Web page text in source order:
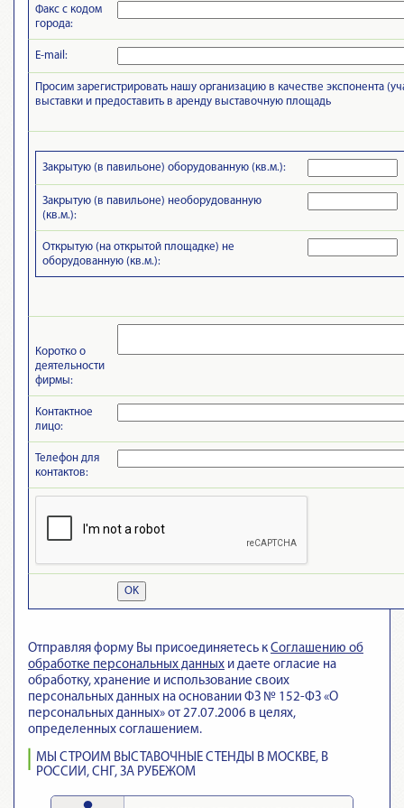
Факс с кодом
города:
E-mail:
Просим зарегистрировать нашу организацию в качестве экспонента
выставки и предоставить в аренду выставочную площадь
Закрытую (в павильоне) оборудованную (кв.м.):
Закрытую (в павильоне) необорудованную
(кв.м.):
Открытую (на открытой площадке) не
оборудованную (кв.м.):
Коротко о
деятельности
фирмы:
Контактное
лицо:
Телефон для
контактов:
OK
Отправляя форму Вы присоединяетесь к Cоглашению об
обработке персональных данных и даете огласие на
обработку, хранение и использование своих
персональных данных на основании ФЗ № 152-ФЗ «О
персональных данных» от 27.07.2006 в целях,
определенных соглашением.
МЫ СТРОИМ ВЫСТАВОЧНЫЕ СТЕНДЫ В МОСКВЕ, В
РОССИИ, СНГ, ЗА РУБЕЖОМ